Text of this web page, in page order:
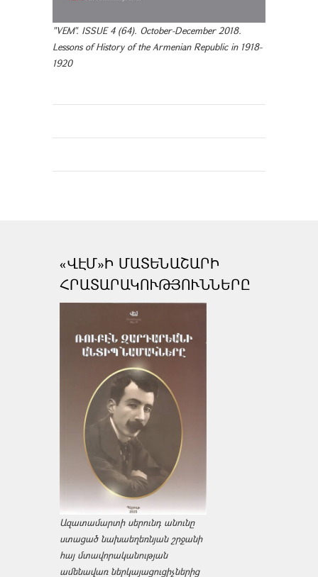
"VEM". ISSUE 4 (64). October-December 2018.
Lessons of History of the Armenian Republic in 1918-
1920
«ՎԷՄ»Ի ՄԱՏԵՆԱՇԱՐԻ
ՀՐԱՏԱՐԱԿՈՒԹՅՈՒՆՆԵՐԸ
Ազատամարտի սերունդ անունը
ստացած նախաեղեռնյան շրջանի
հայ մտավորականության
ամենավառ ներկայացուցիչներից